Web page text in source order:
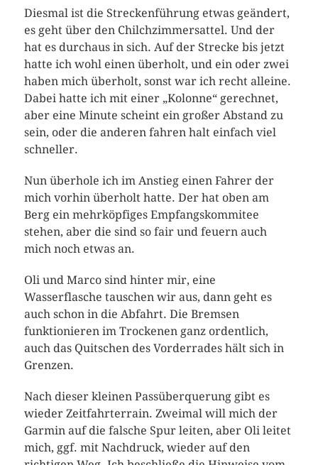
Diesmal ist die Streckenführung etwas geändert,
es geht über den Chilchzimmersattel. Und der
hat es durchaus in sich. Auf der Strecke bis jetzt
hatte ich wohl einen überholt, und ein oder zwei
haben mich überholt, sonst war ich recht alleine.
Dabei hatte ich mit einer „Kolonne“ gerechnet,
aber eine Minute scheint ein großer Abstand zu
sein, oder die anderen fahren halt einfach viel
schneller.
Nun überhole ich im Anstieg einen Fahrer der
mich vorhin überholt hatte. Der hat oben am
Berg ein mehrköpfiges Empfangskommitee
stehen, aber die sind so fair und feuern auch
mich noch etwas an.
Oli und Marco sind hinter mir, eine
Wasserflasche tauschen wir aus, dann geht es
auch schon in die Abfahrt. Die Bremsen
funktionieren im Trockenen ganz ordentlich,
auch das Quitschen des Vorderrades hält sich in
Grenzen.
Nach dieser kleinen Passüberquerung gibt es
wieder Zeitfahrterrain. Zweimal will mich der
Garmin auf die falsche Spur leiten, aber Oli leitet
mich, ggf. mit Nachdruck, wieder auf den